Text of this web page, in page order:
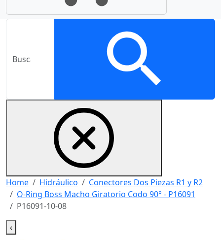
Home Hidráulico
Conectores Dos Piezas R1 y R2
O-Ring Boss Macho Giratorio Codo 90° - P16091
P16091-10-08
‹